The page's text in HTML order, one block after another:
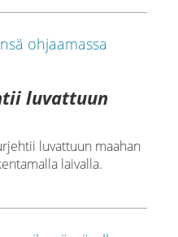
luvattuun
luvattuun maahan
laivalla.